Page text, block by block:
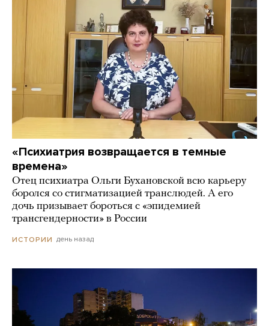
«Психиатрия возвращается в темные
времена»
Отец психиатра Ольги Бухановской всю карьеру
боролся со стигматизацией транслюдей. А его
дочь призывает бороться с «эпидемией
трансгендерности» в России
ИСТОРИИ день назад